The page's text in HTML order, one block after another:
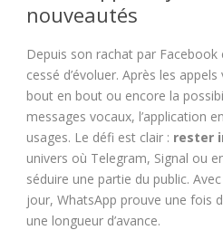
nouveautés
Depuis son rachat par Facebook
cessé d’évoluer. Après les
bout en bout ou encore la
messages vocaux, l’application
usages. Le défi est clair : rester
univers où Telegram, Signal ou
séduire une partie du public.
jour, WhatsApp prouve une fois
une longueur d’avance.